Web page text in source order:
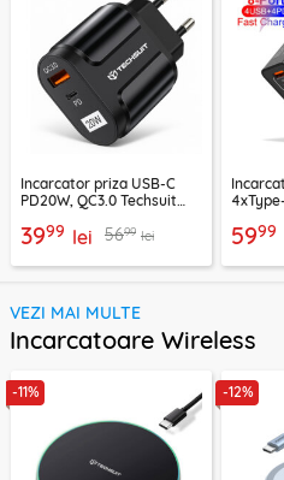
Incarcator priza USB-C
PD20W, QC3.0 Techsuit
CHPD038
3999 lei 5699 lei
negru,
5999
VEZI MAI MULTE
Incarcatoare Wireless
-11% -12%